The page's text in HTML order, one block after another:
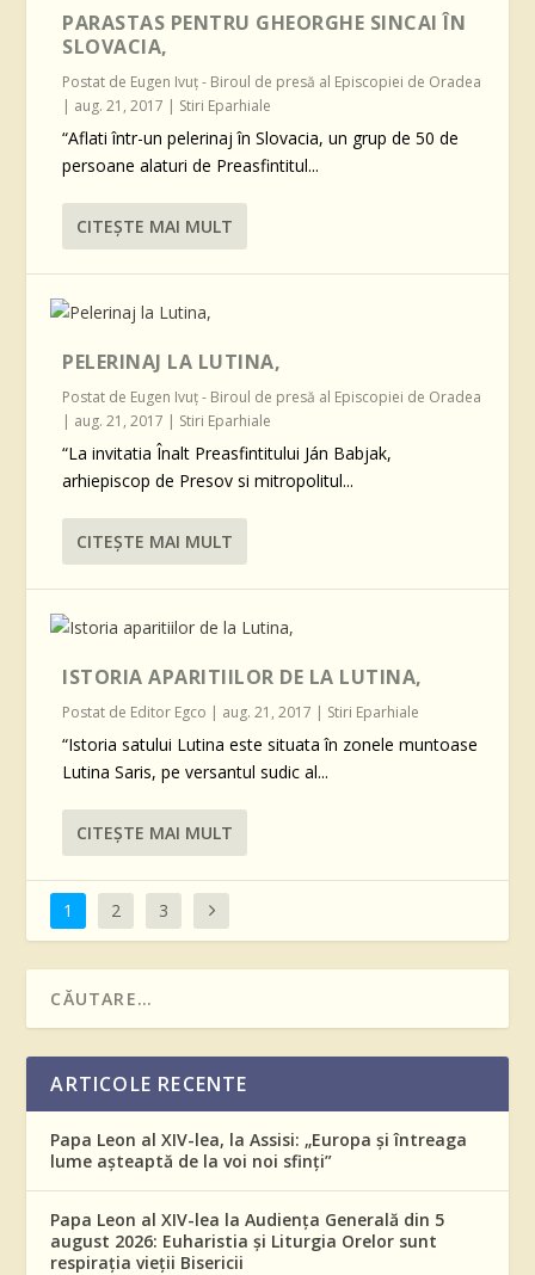
PARASTAS PENTRU GHEORGHE SINCAI ÎN
SLOVACIA,
Postat de Eugen Ivuţ - Biroul de presă al Episcopiei de Oradea
| aug. 21, 2017 | Stiri Eparhiale
“Aflati într-un pelerinaj în Slovacia, un grup de 50 de
persoane alaturi de Preasfintitul...
CITEŞTE MAI MULT
PELERINAJ LA LUTINA,
Postat de Eugen Ivuţ - Biroul de presă al Episcopiei de Oradea
| aug. 21, 2017 | Stiri Eparhiale
“La invitatia Înalt Preasfintitului Ján Babjak,
arhiepiscop de Presov si mitropolitul...
CITEŞTE MAI MULT
ISTORIA APARITIILOR DE LA LUTINA,
Postat de Editor Egco | aug. 21, 2017 | Stiri Eparhiale
“Istoria satului Lutina este situata în zonele muntoase
Lutina Saris, pe versantul sudic al...
CITEŞTE MAI MULT
1 2 3
ARTICOLE RECENTE
Papa Leon al XIV-lea, la Assisi: „Europa și întreaga
lume așteaptă de la voi noi sfinți”
Papa Leon al XIV-lea la Audiența Generală din 5
august 2026: Euharistia și Liturgia Orelor sunt
respirația vieții Bisericii